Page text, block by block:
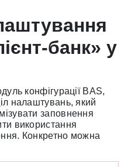
банк» у
конфігурації BAS,
налаштувань, який
заповнення
використання
Конкретно можна